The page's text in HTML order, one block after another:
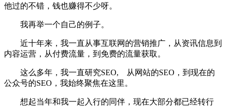
他过的不错，钱也赚得不少呀。
我再举一个自己的例子。
近十年来，我一直从事互联网的营销推广，从资讯信息到
内容运营，从付费流量，到免费的流量获取。
这么多年，我一直研究SEO, 从网站的SEO，到现在的
公众号的SEO，我始终聚焦在这里。
想起当年和我一起入行的同伴，现在大部分都已经转行